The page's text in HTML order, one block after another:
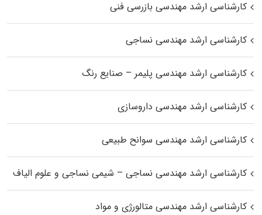
کارشناسی ارشد مهندسی بازرسی فنی
کارشناسی ارشد مهندسی نساجی
کارشناسی ارشد مهندسی پلیمر – صنایع رنگ
کارشناسی ارشد مهندسی داروسازی
کارشناسی ارشد مهندسی سوانح طبیعی
کارشناسی ارشد مهندسی نساجی – شیمی نساجی و علوم الیاف
کارشناسی ارشد مهندسی متالورژی و مواد